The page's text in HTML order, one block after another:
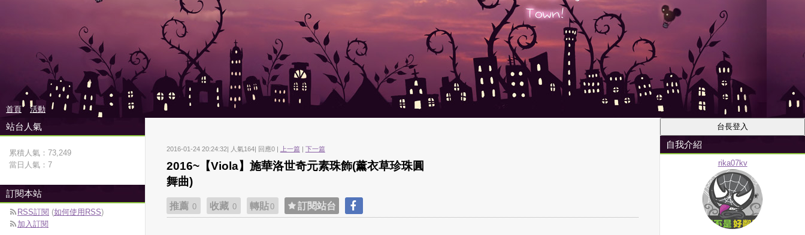
首頁 活動
2016-01-24 20:24:32| 人氣164| 回應0 | 上一篇| 下一篇
2016~【Viola】施華洛世奇元素珠飾(薰衣草珍珠圓
舞曲)
推薦 0 收藏 0 轉貼0 訂閱站台
自我介紹
rika07kv
站台人氣
累積人氣： 73,249
當日人氣： 7
訂閱本站
RSS訂閱 (如何使用RSS)
加入訂閱